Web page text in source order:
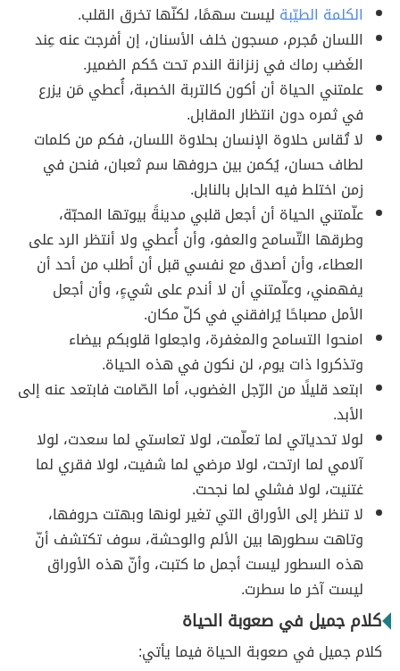
الكلمة الطيّبة ليست سهمًا، لكنّها تخرق القلب.
​‏​‏​اللسان مُجرم، مسجون خلف الأسنان، إن أفرجت عنه عِند
الغَضب رماك في زنزانة الندم تحت حُكم الضمير.
علمتني الحياة أن أكون كالتربة الخصبة، أُعطي مَن يزرع
في ثمره دون انتظار المقابل.
لا تُقاس حلاوة الإنسان بحلاوة اللسان، فكم من كلمات
لطاف حسان، يُكمن بين حروفها سم ثعبان، فنحن في
زمن اختلط فيه الحابل بالنابل.
علّمتني الحياة أن أجعل قلبي مدينةً بيوتها المحبّة،
وطرقها التّسامح والعفو، وأن أُعطي ولا أنتظر الرد على
العطاء، وأن أصدق مع نفسي قبل أن أطلب من أحد أن
يفهمني، وعلّمتني أن لا أندم على شيءٍ، وأن أجعل
الأمل مصباحًا يُرافقني في كلّ مكان.
امنحوا التسامح والمغفرة، واجعلوا قلوبكم بيضاء
وتذكروا ذات يوم، لن نكون في هذه الحياة.
ابتعد قليلًا من الرّجل الغضوب، أما الصّامت فابتعد عنه إلى
الأبد.
لولا تحدياتي لما تعلّمت، لولا تعاستي لما سعدت، لولا
آلامي لما ارتحت، لولا مرضي لما شفيت، لولا فقري لما
غتنيت، لولا فشلي لما نجحت.
لا تنظر إلى الأوراق التي تغير لونها وبهتت حروفها،
وتاهت سطورها بين الألم والوحشة، سوف تكتشف أنّ
هذه السطور ليست أجمل ما كتبت، وأنّ هذه الأوراق
ليست آخر ما سطرت.
كلام جميل في صعوبة الحياة
كلام جميل في صعوبة الحياة فيما يأتي: